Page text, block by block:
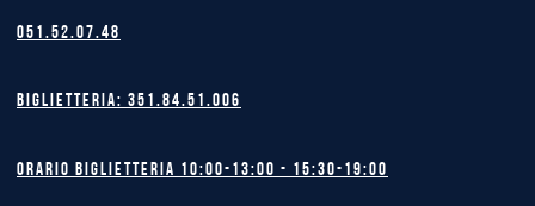
051.52.07.48
Biglietteria: 351.84.51.006
Orario biglietteria 10:00-13:00 - 15:30-19:00